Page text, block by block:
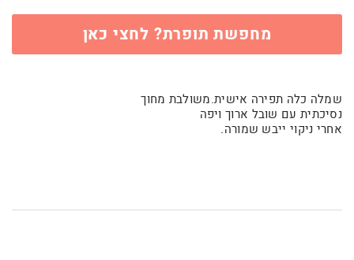
מחפשת תופרת? לחצי כאן
שמלה כלה תפירה אישית.משולבת מחוך
נסיכתית עם שובל ארוך ויפה
אחרי ניקוי ייבש שמורה.